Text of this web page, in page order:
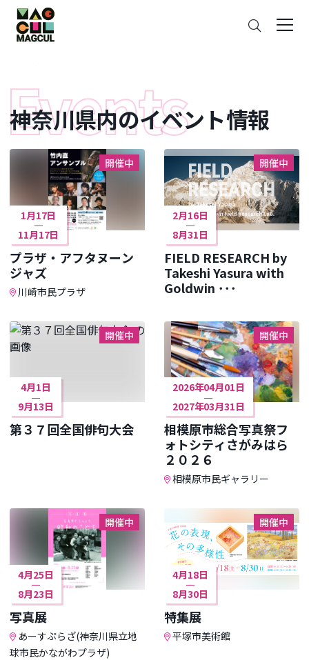
ン
テ
ン
ス
キ
ッ
プ
神奈川県内のイベント情報
開催中
1月17日
11月17日
プラザ・アフタヌーン
ジャズ
川崎市民プラザ
開催中
2月16日
8月31日
FIELD RESEARCH by
Takeshi Yasura with
Goldwin ･･･
開催中
4月1日
9月13日
第３７回全国俳句大会
開催中
2026年04月01日
2027年03月31日
相模原市総合写真祭フ
ォトシティさがみはら
２０２６
相模原市民ギャラリー
開催中
4月25日
8月23日
写真展
あーすぷらざ(神奈川県立地
球市民かながわプラザ)
開催中
4月18日
8月30日
特集展
平塚市美術館